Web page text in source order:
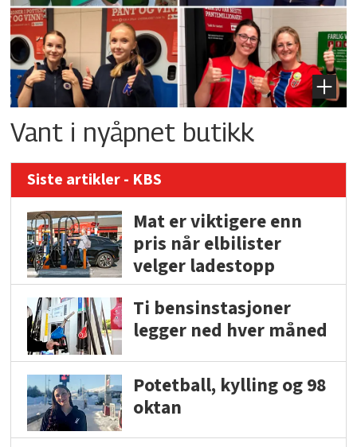
Vant i nyåpnet butikk
Siste artikler - KBS
Mat er viktigere enn
pris når elbilister
velger ladestopp
Ti bensinstasjoner
legger ned hver måned
Potetball, kylling og 98
oktan